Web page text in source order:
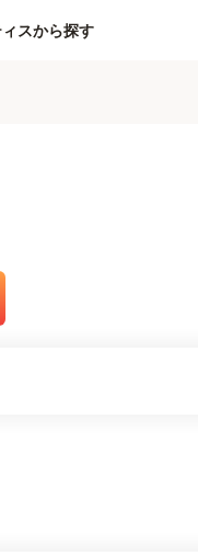
スから探す